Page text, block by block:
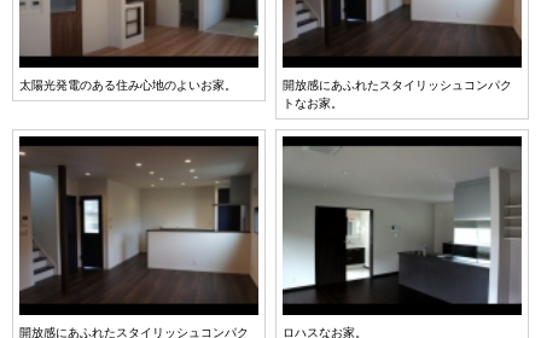
太陽光発電のある住み心地のよいお家。
開放感にあふれたスタイリッシュコンパク
トなお家。
開放感にあふれたスタイリッシュコンパク
ロハスなお家。